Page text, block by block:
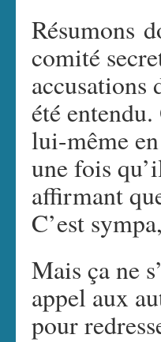
Résumons
comité
accusations
été
lui-même
une fois
affirmant
C’est
Mais ça ne
appel aux
pour